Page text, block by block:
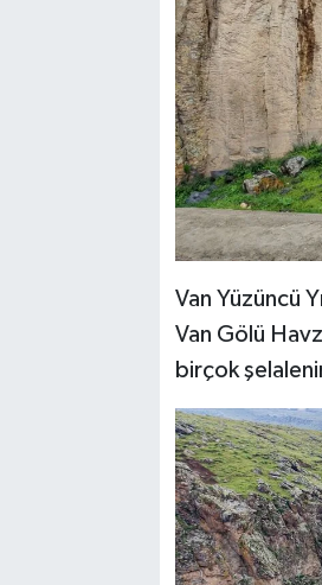
Van Yüzüncü
Van Gölü
birçok